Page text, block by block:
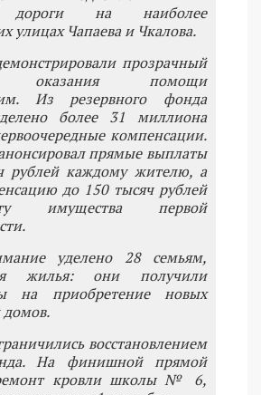
дороги на наиболее
улицах Чапаева и Чкалова.
прозрачный
оказания помощи
Из резервного фонда
более 31 миллиона
компенсации.
прямые выплаты
рублей каждому жителю, а
до 150 тысяч рублей
имущества первой
уделено 28 семьям,
жилья: они получили
на приобретение новых
домов.
восстановлением
На финишной прямой
кровли школы № 6,